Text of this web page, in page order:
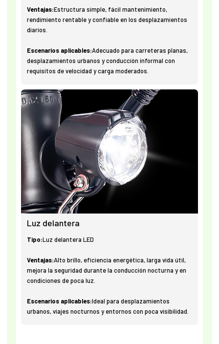
Ventajas:Estructura simple, fácil mantenimiento,
rendimiento rentable y confiable en los desplazamientos
diarios.
Escenarios aplicables:Adecuado para carreteras planas,
desplazamientos urbanos y conducción informal con
requisitos de velocidad y carga moderados.
Luz delantera
Tipo:Luz delantera LED
Ventajas:Alto brillo, eficiencia energética, larga vida útil,
mejora la seguridad durante la conducción nocturna y en
condiciones de poca luz.
Escenarios aplicables:Ideal para desplazamientos
urbanos, viajes nocturnos y entornos con poca visibilidad.